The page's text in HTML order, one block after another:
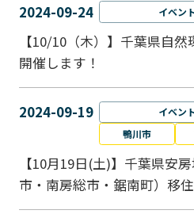
2024-09-24 イベン
【10/10（木）】千葉県自
開催します！
2024-09-19 イベン
鴨川市
【10月19日(土)】千葉県安
市・南房総市・鋸南町）移